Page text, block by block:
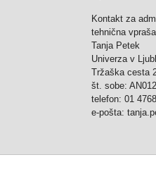
Kontakt za
tehnična
Tanja Petek
Univerza v
Tržaška cesta
št. sobe:
telefon: 01
e-pošta: